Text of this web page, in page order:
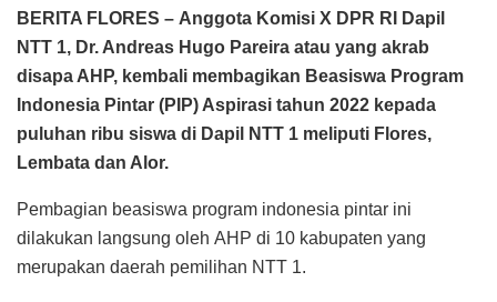
BERITA FLORES – Anggota Komisi X DPR RI Dapil
NTT 1, Dr. Andreas Hugo Pareira atau yang akrab
disapa AHP, kembali membagikan Beasiswa Program
Indonesia Pintar (PIP) Aspirasi tahun 2022 kepada
puluhan ribu siswa di Dapil NTT 1 meliputi Flores,
Lembata dan Alor.
Pembagian beasiswa program indonesia pintar ini
dilakukan langsung oleh AHP di 10 kabupaten yang
merupakan daerah pemilihan NTT 1.